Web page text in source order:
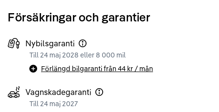
Försäkringar och garantier
Nybilsgaranti
Till 24 maj 2028 eller 8 000 mil
Förlängd bilgaranti från 44 kr / mån
Vagnskadegaranti
Till 24 maj 2027